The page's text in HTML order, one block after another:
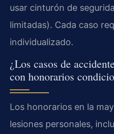
usar cinturón de
limitadas). Cada caso
individualizado.
¿Los casos de
con honorarios
Los honorarios en la
lesiones personales,